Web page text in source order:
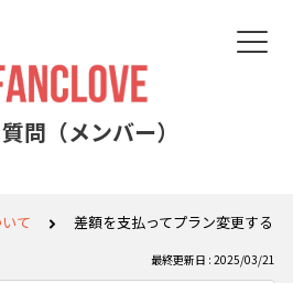
問（メンバー）
て 差額を支払ってプラン変更する
最終更新日 : 2025/03/21